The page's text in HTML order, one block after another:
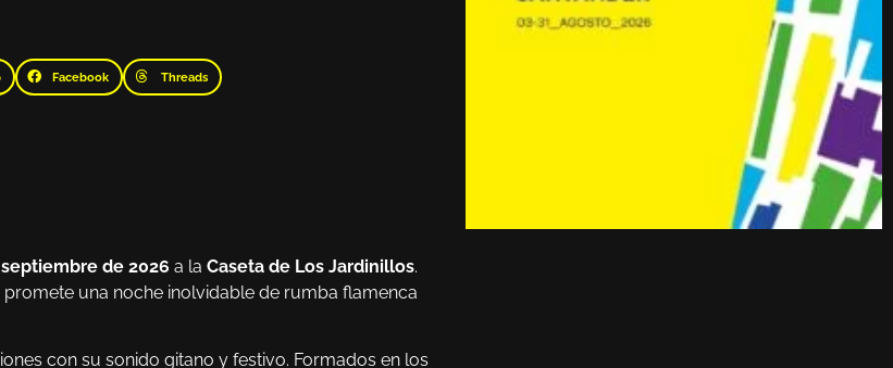
Facebook Threads
de 2026 a la Caseta de Los Jardinillos.
una noche inolvidable de rumba flamenca
con su sonido gitano y festivo. Formados en los